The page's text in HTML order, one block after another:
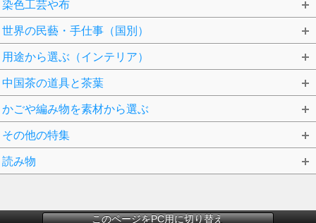
染色工芸や布
世界の民藝・手仕事（国別）
用途から選ぶ（インテリア）
中国茶の道具と茶葉
かごや編み物を素材から選ぶ
その他の特集
読み物
このページをPC用に切り替え